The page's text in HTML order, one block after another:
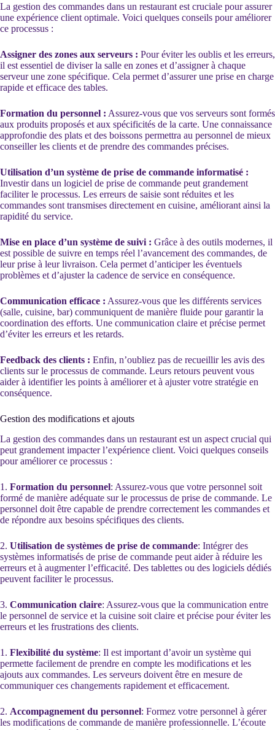
La gestion des commandes dans un restaurant est cruciale pour assurer
une expérience client optimale. Voici quelques conseils pour améliorer
ce processus :
Assigner des zones aux serveurs : Pour éviter les oublis et les erreurs,
il est essentiel de diviser la salle en zones et d’assigner à chaque
serveur une zone spécifique. Cela permet d’assurer une prise en charge
rapide et efficace des tables.
Formation du personnel : Assurez-vous que vos serveurs sont formés
aux produits proposés et aux spécificités de la carte. Une connaissance
approfondie des plats et des boissons permettra au personnel de mieux
conseiller les clients et de prendre des commandes précises.
Utilisation d’un système de prise de commande informatisé :
Investir dans un logiciel de prise de commande peut grandement
faciliter le processus. Les erreurs de saisie sont réduites et les
commandes sont transmises directement en cuisine, améliorant ainsi la
rapidité du service.
Mise en place d’un système de suivi : Grâce à des outils modernes, il
est possible de suivre en temps réel l’avancement des commandes, de
leur prise à leur livraison. Cela permet d’anticiper les éventuels
problèmes et d’ajuster la cadence de service en conséquence.
Communication efficace : Assurez-vous que les différents services
(salle, cuisine, bar) communiquent de manière fluide pour garantir la
coordination des efforts. Une communication claire et précise permet
d’éviter les erreurs et les retards.
Feedback des clients : Enfin, n’oubliez pas de recueillir les avis des
clients sur le processus de commande. Leurs retours peuvent vous
aider à identifier les points à améliorer et à ajuster votre stratégie en
conséquence.
Gestion des modifications et ajouts
La gestion des commandes dans un restaurant est un aspect crucial qui
peut grandement impacter l’expérience client. Voici quelques conseils
pour améliorer ce processus :
1. Formation du personnel: Assurez-vous que votre personnel soit
formé de manière adéquate sur le processus de prise de commande. Le
personnel doit être capable de prendre correctement les commandes et
de répondre aux besoins spécifiques des clients.
2. Utilisation de systèmes de prise de commande: Intégrer des
systèmes informatisés de prise de commande peut aider à réduire les
erreurs et à augmenter l’efficacité. Des tablettes ou des logiciels dédiés
peuvent faciliter le processus.
3. Communication claire: Assurez-vous que la communication entre
le personnel de service et la cuisine soit claire et précise pour éviter les
erreurs et les frustrations des clients.
1. Flexibilité du système: Il est important d’avoir un système qui
permette facilement de prendre en compte les modifications et les
ajouts aux commandes. Les serveurs doivent être en mesure de
communiquer ces changements rapidement et efficacement.
2. Accompagnement du personnel: Formez votre personnel à gérer
les modifications de commande de manière professionnelle. L’écoute